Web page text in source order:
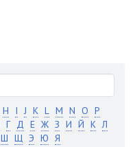
H I J K L M N O P
Г Д Е Ж З И Й К Л
Ш Щ Э Ю Я